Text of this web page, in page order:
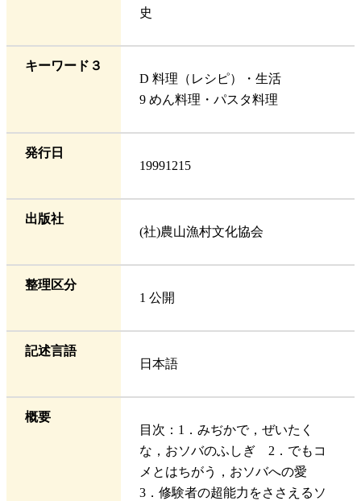
史
キーワード３
D 料理（レシピ）・生活
9 めん料理・パスタ料理
発行日
19991215
出版社
(社)農山漁村文化協会
整理区分
1 公開
記述言語
日本語
概要
目次：1．みぢかで，ぜいたく
な，おソバのふしぎ 2．でもコ
メとはちがう，おソバへの愛
3．修験者の超能力をささえるソ